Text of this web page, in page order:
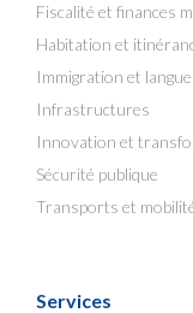
Fiscalité et finances
Habitation et
Immigration et
Infrastructures
Innovation et
Sécurité publique
Transports et
Services